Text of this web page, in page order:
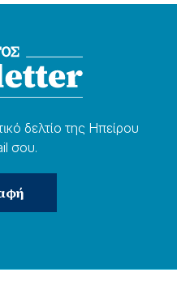
δελτίο της Ηπείρου
σου.